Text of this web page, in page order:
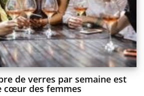
de verres par semaine est
cœur des femmes